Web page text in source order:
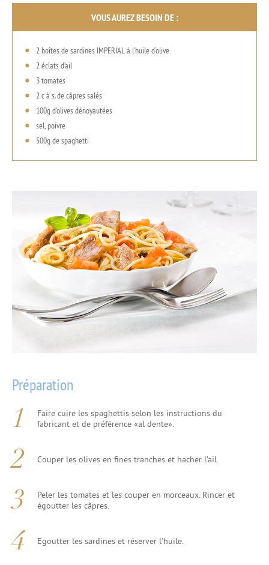
VOUS AUREZ BESOIN DE :
2 boîtes de sardines IMPERIAL à l’huile d’olive
2 éclats d’ail
3 tomates
2 c à s. de câpres salés
100g d’olives dénoyautées
sel, poivre
500g de spaghetti
Préparation
Faire cuire les spaghettis selon les instructions du
fabricant et de préférence «al dente».
Couper les olives en fines tranches et hacher l’ail.
Peler les tomates et les couper en morceaux. Rincer et
égoutter les câpres.
Egoutter les sardines et réserver l’huile.